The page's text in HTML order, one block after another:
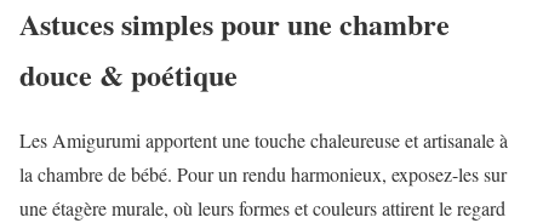
Astuces simples pour une chambre
douce & poétique
Les Amigurumi apportent une touche chaleureuse et artisanale à
la chambre de bébé. Pour un rendu harmonieux, exposez-les sur
une étagère murale, où leurs formes et couleurs attirent le regard